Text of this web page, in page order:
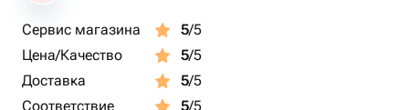
Сервис магазина 5/5
Цена/Качество
5/5
Доставка
5/5
Соответствие
5/5